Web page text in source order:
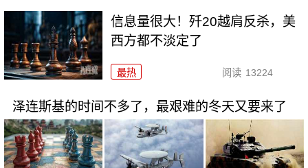
信息量很大！歼20越肩反杀，美
西方都不淡定了
最热 阅读 13224
泽连斯基的时间不多了，最艰难的冬天又要来了